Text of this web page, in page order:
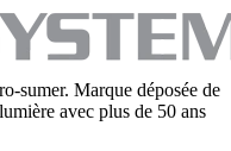
sumer. Marque déposée de
avec plus de 50 ans